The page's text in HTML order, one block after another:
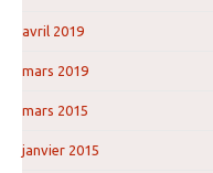
avril 2019
mars 2019
mars 2015
janvier 2015